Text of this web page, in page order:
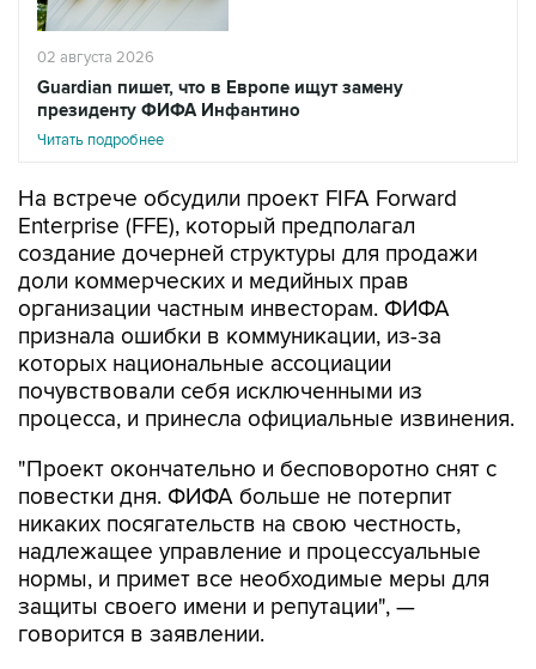
02 августа 2026
Guardian пишет, что в Европе ищут замену
президенту ФИФА Инфантино
Читать подробнее
На встрече обсудили проект FIFA Forward
Enterprise (FFE), который предполагал
создание дочерней структуры для продажи
доли коммерческих и медийных прав
организации частным инвесторам. ФИФА
признала ошибки в коммуникации, из-за
которых национальные ассоциации
почувствовали себя исключенными из
процесса, и принесла официальные извинения.
"Проект окончательно и бесповоротно снят с
повестки дня. ФИФА больше не потерпит
никаких посягательств на свою честность,
надлежащее управление и процессуальные
нормы, и примет все необходимые меры для
защиты своего имени и репутации", —
говорится в заявлении.